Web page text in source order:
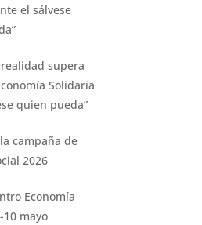
el sálvese
supera
Solidaria
quien pueda”
campaña de
2026
Economía
mayo